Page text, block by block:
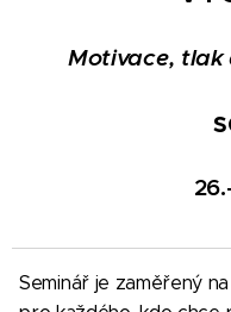
Motivace, tlak
Seminář je zaměřený